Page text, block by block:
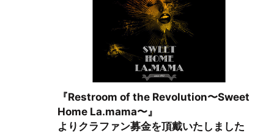
『Restroom of the Revolution〜Sweet
Home La.mama〜』
よりクラファン募金を頂戴いたしました